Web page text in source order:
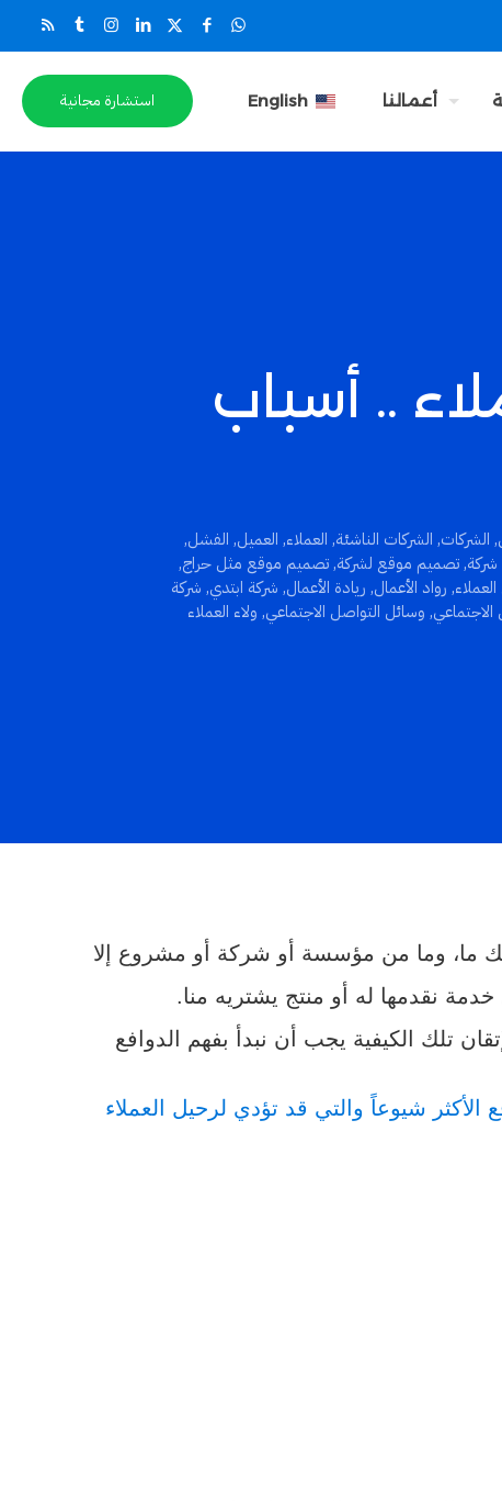
أعمالنا English استشارة مجانية
.. أسباب
, الشركات, الشركات الناشئة, العملاء, العميل, الفشل,
,تصميم موقع لشركة,تصميم موقع مثل حراج,
, رواد الأعمال, ريادة الأعمال, شركة ابتدي, شركة
, وسائل التواصل الاجتماعي, ولاء العملاء
ما، وما من مؤسسة أو شركة أو مشروع إلا
نقدمها له أو منتج يشتريه منا.
تلك الكيفية يجب أن نبدأ بفهم الدوافع
الأكثر شيوعاً والتي قد تؤدي لرحيل العملاء